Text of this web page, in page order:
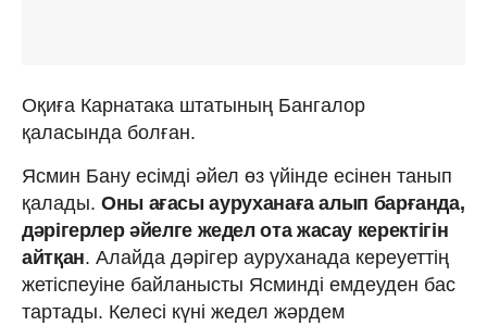
Оқиға Карнатака штатының Бангалор
қаласында болған.
Ясмин Бану есімді әйел өз үйінде есінен танып
қалады. Оны ағасы ауруханаға алып барғанда,
дәрігерлер әйелге жедел ота жасау керектігін
айтқан. Алайда дәрігер ауруханада кереуеттің
жетіспеуіне байланысты Ясминді емдеуден бас
тартады. Келесі күні жедел жәрдем